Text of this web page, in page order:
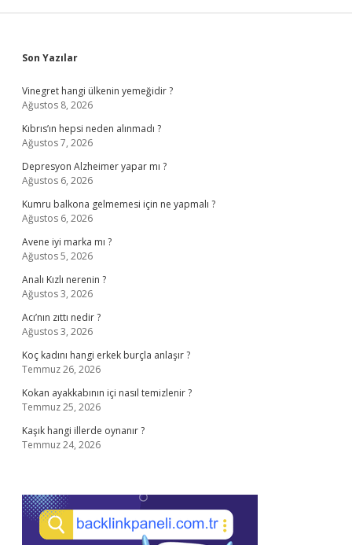
Sidebar
Son Yazılar
Vinegret hangi ülkenin yemeğidir ?
Ağustos 8, 2026
Kıbrıs’ın hepsi neden alınmadı ?
Ağustos 7, 2026
Depresyon Alzheimer yapar mı ?
Ağustos 6, 2026
Kumru balkona gelmemesi için ne yapmalı ?
Ağustos 6, 2026
Avene iyi marka mı ?
Ağustos 5, 2026
Analı Kızlı nerenin ?
Ağustos 3, 2026
Acı’nın zıttı nedir ?
Ağustos 3, 2026
Koç kadını hangi erkek burçla anlaşır ?
Temmuz 26, 2026
Kokan ayakkabının içi nasıl temizlenir ?
Temmuz 25, 2026
Kaşık hangi illerde oynanır ?
Temmuz 24, 2026